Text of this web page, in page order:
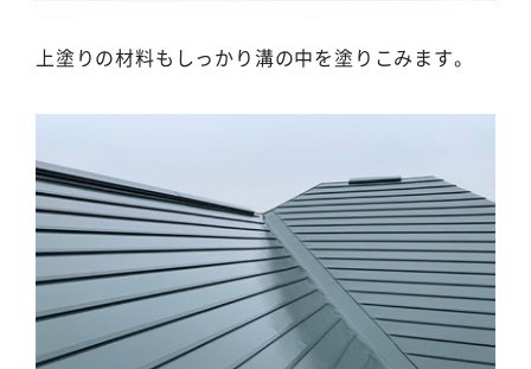
上塗りの材料もしっかり溝の中を塗りこみます。